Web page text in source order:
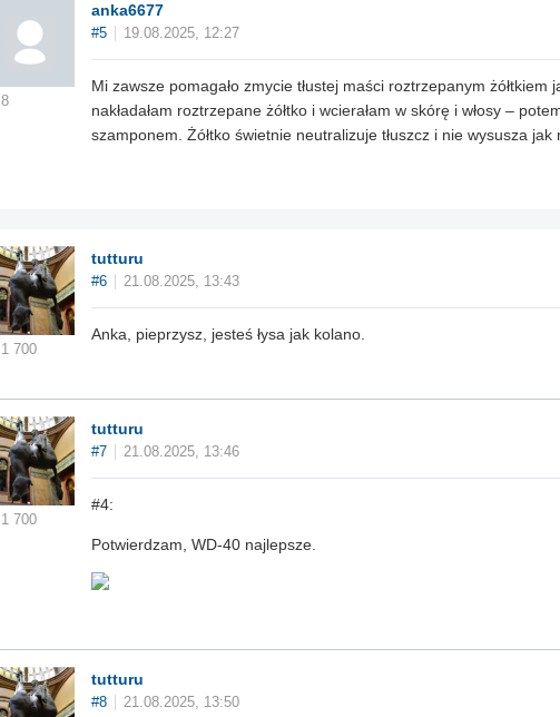
8
anka6677
#5 19.08.2025, 12:27
Mi zawsze pomagało zmycie tłustej maści roztrzepanym żółtkiem
nakładałam roztrzepane żółtko i wcierałam w skórę i włosy –
szamponem. Żółtko świetnie neutralizuje tłuszcz i nie wysusza jak
1 700
tutturu
#6 21.08.2025, 13:43
Anka, pieprzysz, jesteś łysa jak kolano.
1 700
tutturu
#7 21.08.2025, 13:46
#4:
Potwierdzam, WD-40 najlepsze.
tutturu
#8 21.08.2025, 13:50